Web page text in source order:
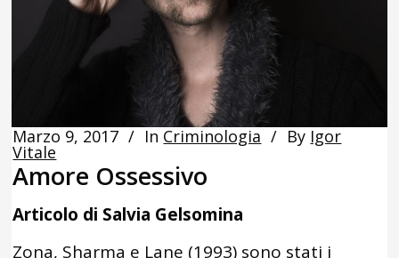
Marzo 9, 2017 In Criminologia By Igor
Vitale
Amore Ossessivo
Articolo di Salvia Gelsomina
Zona, Sharma e Lane (1993) sono stati i